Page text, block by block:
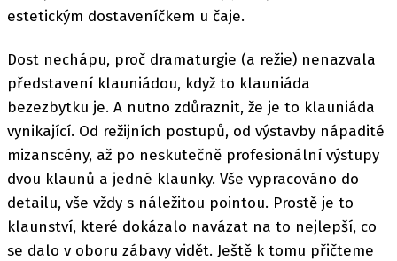
estetickým dostaveníčkem u čaje.
Dost nechápu, proč dramaturgie (a režie) nenazvala
představení klauniádou, když to klauniáda
bezezbytku je. A nutno zdůraznit, že je to klauniáda
vynikající. Od režijních postupů, od výstavby nápadité
mizanscény, až po neskutečně profesionální výstupy
dvou klaunů a jedné klaunky. Vše vypracováno do
detailu, vše vždy s náležitou pointou. Prostě je to
klaunství, které dokázalo navázat na to nejlepší, co
se dalo v oboru zábavy vidět. Ještě k tomu přičteme